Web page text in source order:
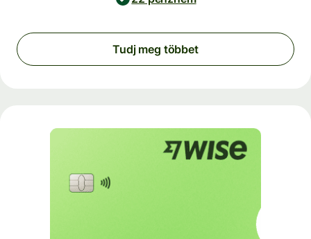
Tudj meg többet